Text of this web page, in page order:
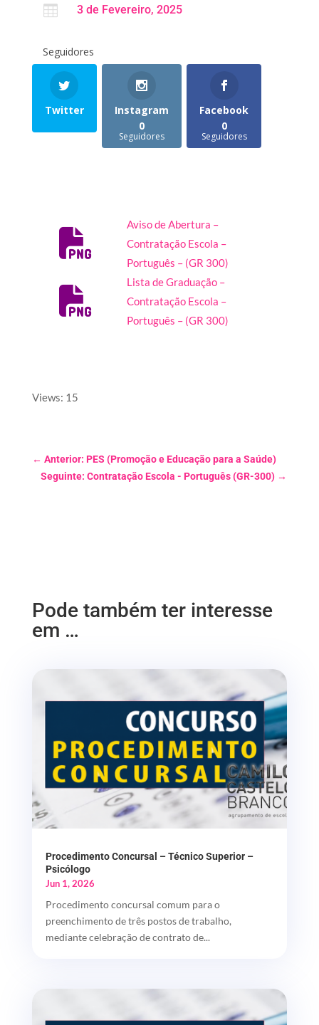
 3 de Fevereiro, 2025
Seguidores
Twitter
Instagram
0
Seguidores
Facebook
0
Seguidores
Aviso de Abertura –
Contratação Escola –
Português – (GR 300)
Lista de Graduação –
Contratação Escola –
Português – (GR 300)
Views: 15
← Anterior: PES (Promoção e Educação para a Saúde)
Seguinte: Contratação Escola - Português (GR-300) →
Pode também ter interesse
em …
Procedimento Concursal – Técnico Superior –
Psicólogo
Jun 1, 2026
Procedimento concursal comum para o
preenchimento de três postos de trabalho,
mediante celebração de contrato de...